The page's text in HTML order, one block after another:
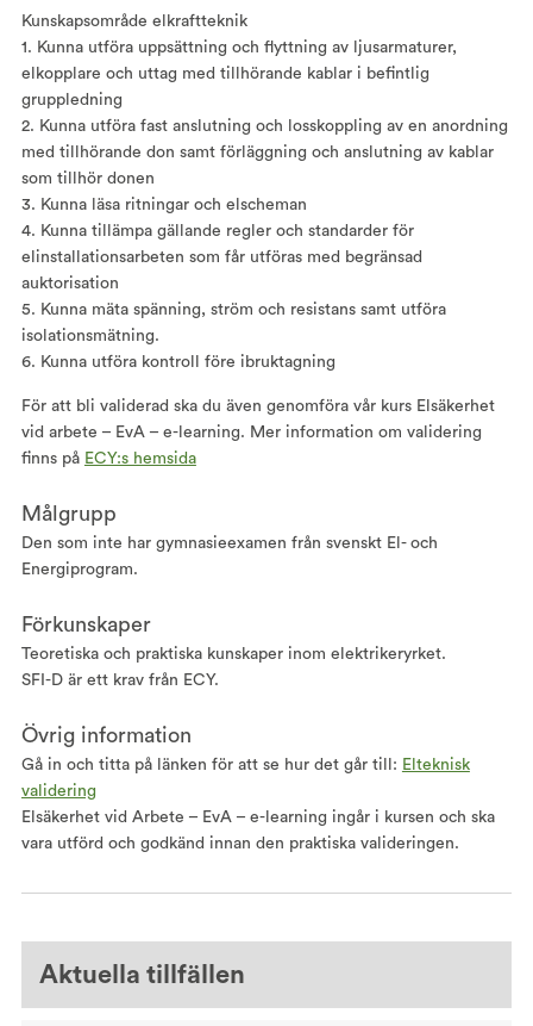
Kunskapsområde elkraftteknik
1. Kunna utföra uppsättning och flyttning av ljusarmaturer,
elkopplare och uttag med tillhörande kablar i befintlig
gruppledning
2. Kunna utföra fast anslutning och losskoppling av en anordning
med tillhörande don samt förläggning och anslutning av kablar
som tillhör donen
3. Kunna läsa ritningar och elscheman
4. Kunna tillämpa gällande regler och standarder för
elinstallationsarbeten som får utföras med begränsad
auktorisation
5. Kunna mäta spänning, ström och resistans samt utföra
isolationsmätning.
6. Kunna utföra kontroll före ibruktagning
För att bli validerad ska du även genomföra vår kurs Elsäkerhet
vid arbete – EvA – e-learning. Mer information om validering
finns på ECY:s hemsida
Målgrupp
Den som inte har gymnasieexamen från svenskt El- och
Energiprogram.
Förkunskaper
Teoretiska och praktiska kunskaper inom elektrikeryrket.
SFI-D är ett krav från ECY.
Övrig information
Gå in och titta på länken för att se hur det går till: Elteknisk
validering
Elsäkerhet vid Arbete – EvA – e-learning ingår i kursen och ska
vara utförd och godkänd innan den praktiska valideringen.
Aktuella tillfällen